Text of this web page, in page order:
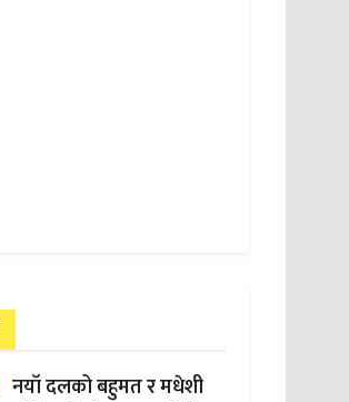
नयाँ दलको बहुमत र मधेशी